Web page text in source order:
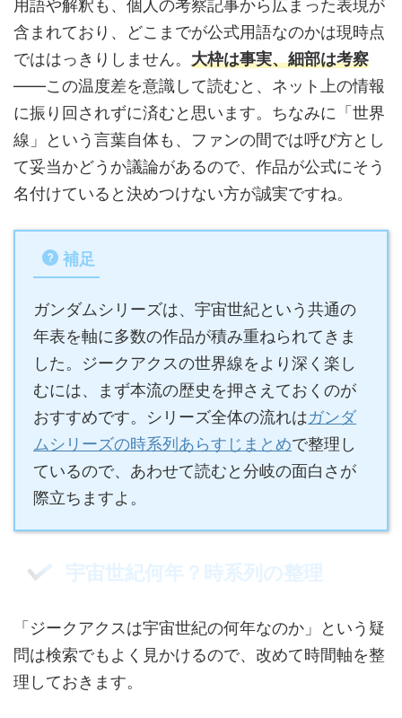
用語や解釈も、個人の考察記事から広まった表現が
含まれており、どこまでが公式用語なのかは現時点
でははっきりしません。 大枠は事実、細部は考察
——この温度差を意識して読むと、ネット上の情報
に振り回されずに済むと思います。ちなみに「世界
線」という言葉自体も、ファンの間では呼び方とし
て妥当かどうか議論があるので、作品が公式にそう
名付けていると決めつけない方が誠実ですね。
補足
ガンダムシリーズは、宇宙世紀という共通の
年表を軸に多数の作品が積み重ねられてきま
した。ジークアクスの世界線をより深く楽し
むには、まず本流の歴史を押さえておくのが
おすすめです。シリーズ全体の流れはガンダ
ムシリーズの時系列あらすじまとめで整理し
ているので、あわせて読むと分岐の面白さが
際立ちますよ。
宇宙世紀何年？時系列の整理
「ジークアクスは宇宙世紀の何年なのか」という疑
問は検索でもよく見かけるので、改めて時間軸を整
理しておきます。